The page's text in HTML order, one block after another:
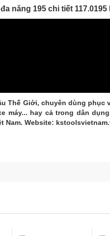
năng 195 chi tiết 117.0195
Thế Giới, chuyên dùng
máy... hay cả trong dân
Nam. Website: